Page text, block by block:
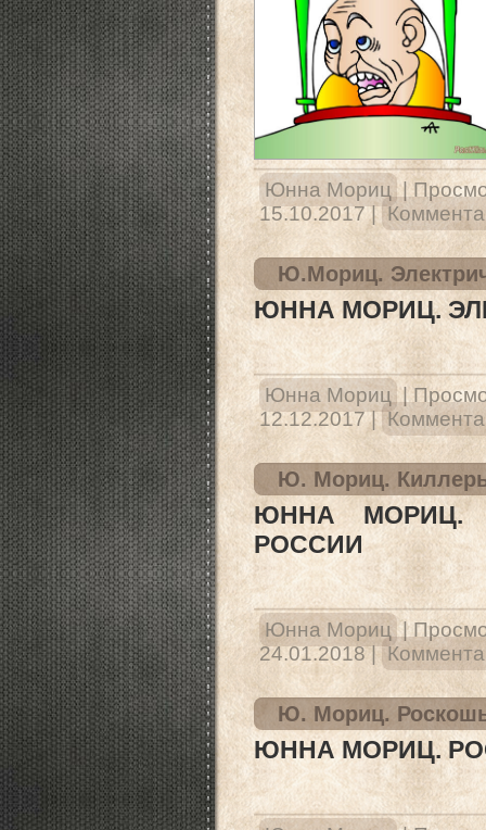
Юнна Мориц |
15.10.2017 |
Ю.Мориц.
ЮННА МОРИЦ.
Юнна Мориц |
12.12.2017 |
Ю. Мориц.
ЮННА МОРИЦ.
РОССИИ
Юнна Мориц |
24.01.2018 |
Ю. Мориц.
ЮННА МОРИЦ.